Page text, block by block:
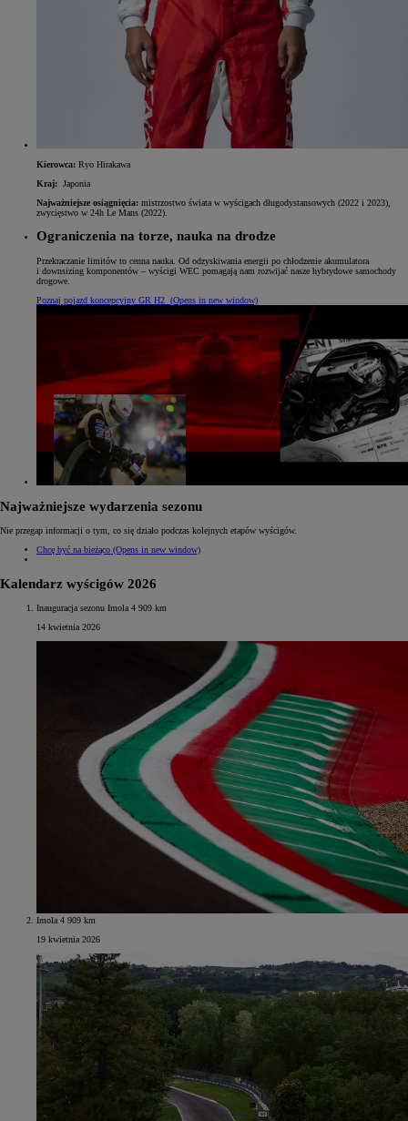
Kierowca: Ryo Hirakawa
Kraj: Japonia
Najważniejsze osiągnięcia: mistrzostwo świata w wyścigach długodystansowych (2022 i 2023),
zwycięstwo w 24h Le Mans (2022).
Ograniczenia na torze, nauka na drodze
Przekraczanie limitów to cenna nauka. Od odzyskiwania energii po chłodzenie akumulatora
i downsizing komponentów – wyścigi WEC pomagają nam rozwijać nasze hybrydowe samochody
drogowe.
Poznaj pojazd koncepcyjny GR H2 (Opens in new window)
Najważniejsze wydarzenia sezonu
Nie przegap informacji o tym, co się działo podczas kolejnych etapów wyścigów.
Chcę być na bieżąco (Opens in new window)
Kalendarz wyścigów 2026
Inauguracja sezonu Imola 4 909 km
14 kwietnia 2026
Imola 4 909 km
19 kwietnia 2026